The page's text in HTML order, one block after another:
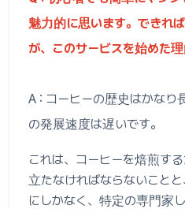
魅力的に思います。できれ
が、このサービスを始めた
A : コーヒーの歴史はかなり
の発展速度は遅いです。
これは、コーヒーを焙煎す
立たなければならないこと
にしかなく、特定の専門家